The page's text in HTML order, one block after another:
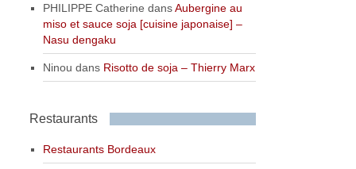
PHILIPPE Catherine dansAubergine au
miso et sauce soja [cuisine japonaise] –
Nasu dengaku
Ninou dans Risotto de soja – Thierry Marx
Restaurants
Restaurants Bordeaux